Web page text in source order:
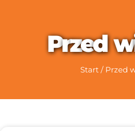
Przed w
Start / Przed